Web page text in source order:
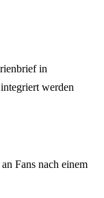
in
werden
Fans nach einem